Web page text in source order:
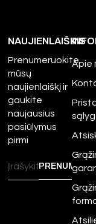
NAUJIENLAIŠKIS
Prenumeruokite
mūsų
naujienlaiškį ir
gaukite
naujausius
pasiūlymus
pirmi
Apie